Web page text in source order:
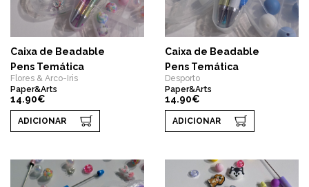
Caixa de Beadable
Pens Temática
Flores & Arco-Iris
Paper&Arts
14.90€
ADICIONAR
Caixa de Beadable
Pens Temática
Desporto
Paper&Arts
14.90€
ADICIONAR